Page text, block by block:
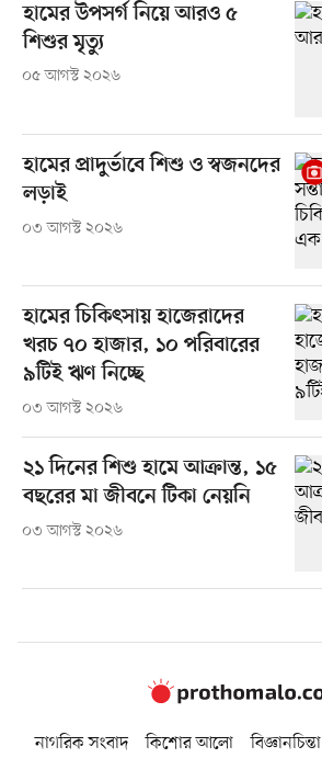
হামের উপসর্গ নিয়ে আরও ৫
শিশুর মৃত্যু
০৫ আগস্ট ২০২৬
হামের প্রাদুর্ভাবে শিশু ও স্বজনদের
লড়াই
০৩ আগস্ট ২০২৬
হামের চিকিৎসায় হাজেরাদের
খরচ ৭০ হাজার, ১০ পরিবারের
৯টিই ঋণ নিচ্ছে
০৩ আগস্ট ২০২৬
২১ দিনের শিশু হামে আক্রান্ত, ১৫
বছরের মা জীবনে টিকা নেয়নি
০৩ আগস্ট ২০২৬
নাগরিক সংবাদ কিশোর আলো বিজ্ঞানচিন্তা